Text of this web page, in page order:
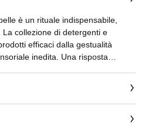
è un rituale indispensabile,
collezione di detergenti e
efficaci dalla gestualità
inedita. Una risposta
purificante ed esfoliante.
di origine naturale*, il prodotto
di una maschera, grazie